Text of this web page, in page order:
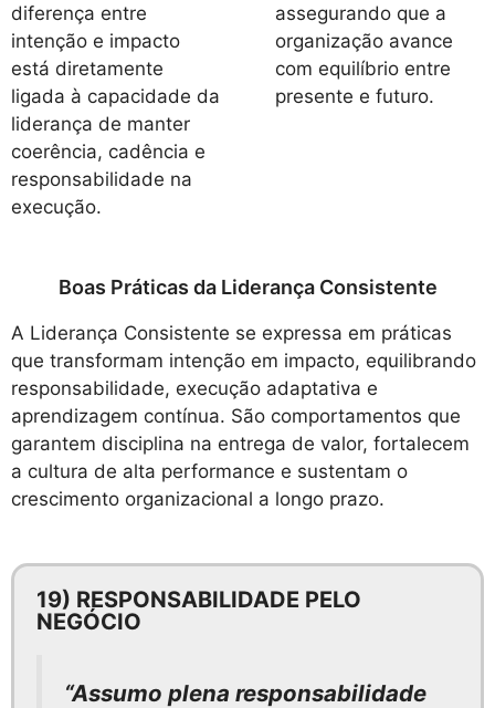
diferença entre
intenção e impacto
está diretamente
ligada à capacidade da
liderança de manter
coerência, cadência e
responsabilidade na
execução.
assegurando que a
organização avance
com equilíbrio entre
presente e futuro.
Boas Práticas da Liderança Consistente
A Liderança Consistente se expressa em práticas
que transformam intenção em impacto, equilibrando
responsabilidade, execução adaptativa e
aprendizagem contínua. São comportamentos que
garantem disciplina na entrega de valor, fortalecem
a cultura de alta performance e sustentam o
crescimento organizacional a longo prazo.
19) RESPONSABILIDADE PELO
NEGÓCIO
“Assumo plena responsabilidade